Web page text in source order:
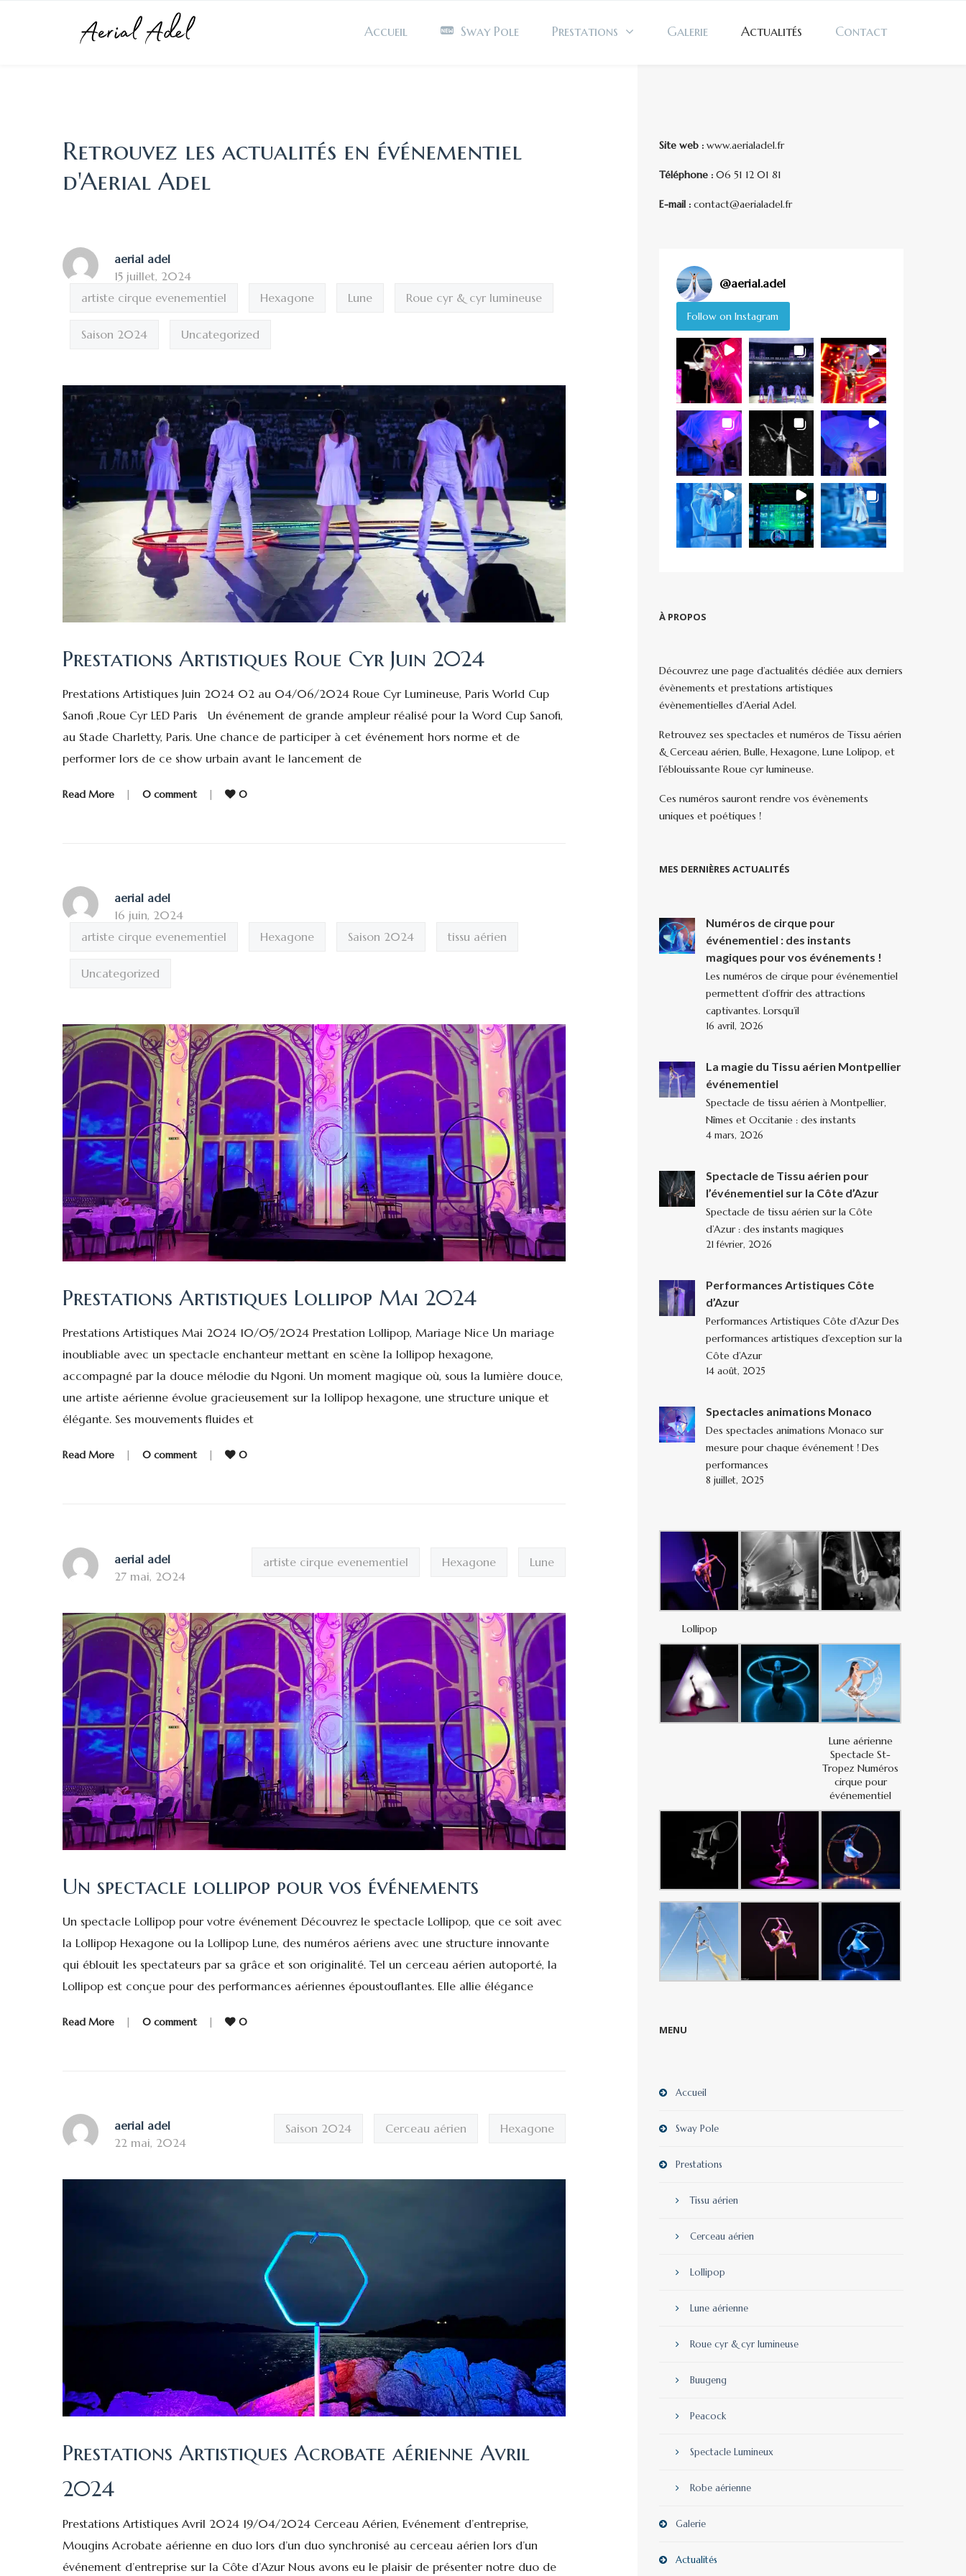
Accueil Sway Pole Prestations Galerie Actualités Contact
Retrouvez les actualités en événementiel
d'Aerial Adel
aerial adel
15 juillet, 2024
artiste cirque evenementiel
Hexagone Lune Roue cyr & cyr lumineuse
Saison 2024 Uncategorized
Prestations Artistiques Roue Cyr Juin 2024
Prestations Artistiques Juin 2024 02 au 04/06/2024 Roue Cyr Lumineuse, Paris World Cup
Sanofi ,Roue Cyr LED Paris Un événement de grande ampleur réalisé pour la Word Cup Sanofi,
au Stade Charletty, Paris. Une chance de participer à cet événement hors norme et de
performer lors de ce show urbain avant le lancement de
Read More | 0 comment | 0
aerial adel
16 juin, 2024
artiste cirque evenementiel
Hexagone Saison 2024 tissu aérien
Uncategorized
Prestations Artistiques Lollipop Mai 2024
Prestations Artistiques Mai 2024 10/05/2024 Prestation Lollipop, Mariage Nice Un mariage
inoubliable avec un spectacle enchanteur mettant en scène la lollipop hexagone,
accompagné par la douce mélodie du Ngoni. Un moment magique où, sous la lumière douce,
une artiste aérienne évolue gracieusement sur la lollipop hexagone, une structure unique et
élégante. Ses mouvements fluides et
Read More | 0 comment | 0
aerial adel
27 mai, 2024
artiste cirque evenementiel Hexagone Lune
Un spectacle lollipop pour vos événements
Un spectacle Lollipop pour votre événement Découvrez le spectacle Lollipop, que ce soit avec
la Lollipop Hexagone ou la Lollipop Lune, des numéros aériens avec une structure innovante
qui éblouit les spectateurs par sa grâce et son originalité. Tel un cerceau aérien autoporté, la
Lollipop est conçue pour des performances aériennes époustouflantes. Elle allie élégance
Read More | 0 comment | 0
aerial adel
22 mai, 2024
Saison 2024 Cerceau aérien Hexagone
Prestations Artistiques Acrobate aérienne Avril
2024
Prestations Artistiques Avril 2024 19/04/2024 Cerceau Aérien, Evénement d’entreprise,
Mougins Acrobate aérienne en duo lors d’un duo synchronisé au cerceau aérien lors d’un
événement d’entreprise sur la Côte d’Azur Nous avons eu le plaisir de présenter notre duo de
Site web : www.aerialadel.fr
Téléphone : 06 51 12 01 81
E-mail : contact@aerialadel.fr
@aerial.adel
Follow on Instagram
À PROPOS
Découvrez une page d’actualités dédiée aux derniers
évènements et prestations artistiques
évènementielles d’Aerial Adel.
Retrouvez ses spectacles et numéros de Tissu aérien
& Cerceau aérien, Bulle, Hexagone, Lune Lolipop, et
l’éblouissante Roue cyr lumineuse.
Ces numéros sauront rendre vos évènements
uniques et poétiques !
MES DERNIÈRES ACTUALITÉS
Numéros de cirque pour
événementiel : des instants
magiques pour vos événements !
Les numéros de cirque pour événementiel
permettent d’offrir des attractions
captivantes. Lorsqu’il
16 avril, 2026
La magie du Tissu aérien Montpellier
événementiel
Spectacle de tissu aérien à Montpellier,
Nîmes et Occitanie : des instants
4 mars, 2026
Spectacle de Tissu aérien pour
l’événementiel sur la Côte d’Azur
Spectacle de tissu aérien sur la Côte
d’Azur : des instants magiques
21 février, 2026
Performances Artistiques Côte
d’Azur
Performances Artistiques Côte d’Azur Des
performances artistiques d’exception sur la
Côte d’Azur
14 août, 2025
Spectacles animations Monaco
Des spectacles animations Monaco sur
mesure pour chaque événement ! Des
performances
8 juillet, 2025
Lollipop
Lune aérienne
Spectacle St-
Tropez Numéros
cirque pour
événementiel
MENU
Accueil
Sway Pole
Prestations
Tissu aérien
Cerceau aérien
Lollipop
Lune aérienne
Roue cyr & cyr lumineuse
Buugeng
Peacock
Spectacle Lumineux
Robe aérienne
Galerie
Actualités